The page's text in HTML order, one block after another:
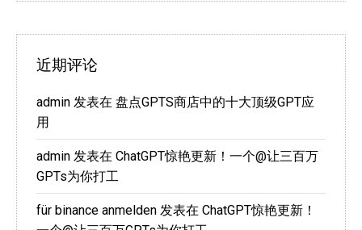
近期评论
admin 发表在 盘点GPTS商店中的十大顶级GPT应
用
admin 发表在 ChatGPT惊艳更新！一个@让三百万
GPTs为你打工
für binance anmelden 发表在 ChatGPT惊艳更新！